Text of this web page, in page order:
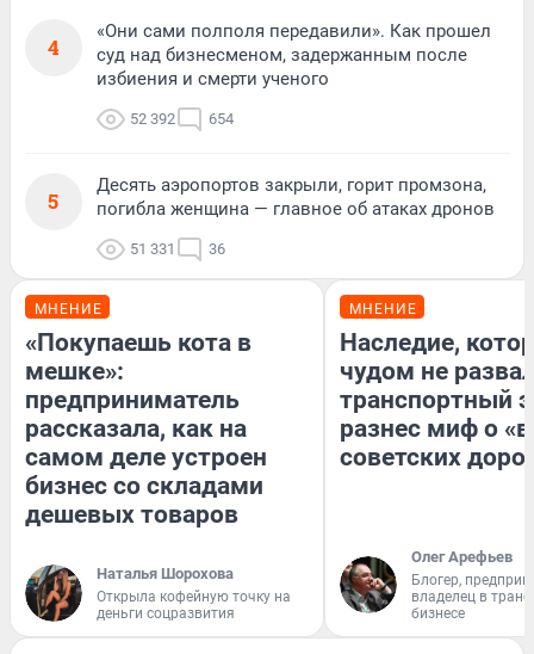
4
«Они сами полполя передавили». Как прошел
суд над бизнесменом, задержанным после
избиения и смерти ученого
52 392 654
5
Десять аэропортов закрыли, горит промзона,
погибла женщина — главное об атаках дронов
51 331 36
МНЕНИЕ
«Покупаешь кота в
мешке»:
предприниматель
рассказала, как на
самом деле устроен
бизнес со складами
дешевых товаров
Наталья Шорохова
Открыла кофейную точку на
деньги соцразвития
МНЕНИЕ
Наследие,
чудом не
транспортный
разнес миф о
советских
Олег Арефьев
Блогер,
владелец в
бизнесе